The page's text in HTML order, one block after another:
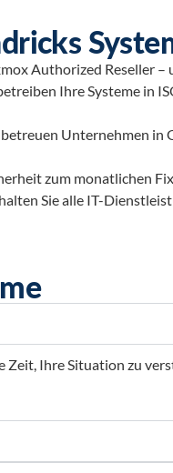
Authorized Reseller
Ihre Systeme in
Unternehmen in
zum monatlichen
Sie alle IT-
Ihre Situation zu